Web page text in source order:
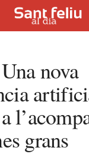
nova
grans